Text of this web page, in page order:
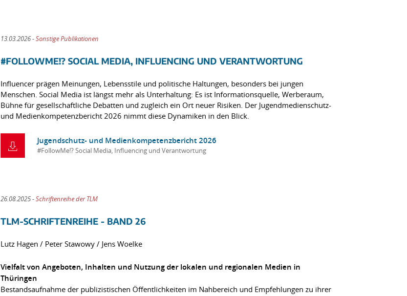
13.03.2026 -Sonstige Publikationen
#FOLLOWME!? SOCIAL MEDIA, INFLUENCING UND VERANTWORTUNG
Influencer prägen Meinungen, Lebensstile und politische Haltungen, besonders bei jungen
Menschen. Social Media ist längst mehr als Unterhaltung: Es ist Informationsquelle, Werberaum,
Bühne für gesellschaftliche Debatten und zugleich ein Ort neuer Risiken. Der Jugendmedienschutz-
und Medienkompetenzbericht 2026 nimmt diese Dynamiken in den Blick.
Jugendschutz- und Medienkompetenzbericht 2026
#FollowMe!? Social Media, Influencing und Verantwortung
26.08.2025 -Schriftenreihe der TLM
TLM-SCHRIFTENREIHE - BAND 26
Lutz Hagen / Peter Stawowy / Jens Woelke
Vielfalt von Angeboten, Inhalten und Nutzung der lokalen und regionalen Medien in
Thüringen
Bestandsaufnahme der publizistischen Öffentlichkeiten im Nahbereich und Empfehlungen zu ihrer